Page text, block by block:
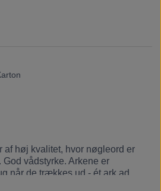
af høj kvalitet, hvor nøgleord er
vådstyrke. Arkene er
når de trækkes ud - ét ark ad
kontrol af forbruget. Leveres i